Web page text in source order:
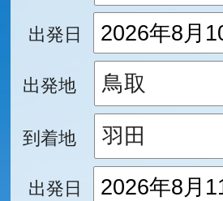
出発日
出発地
到着地
出発日